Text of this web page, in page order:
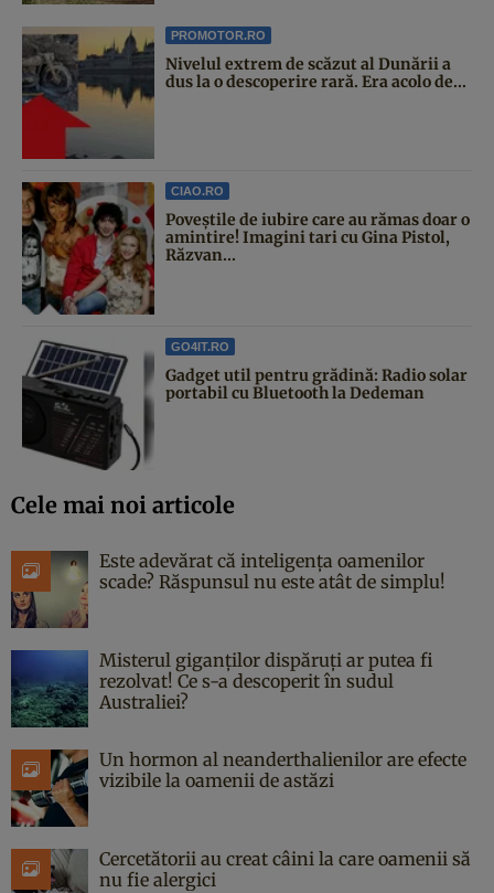
PROMOTOR.RO
Nivelul extrem de scăzut al Dunării a
dus la o descoperire rară. Era acolo de...
CIAO.RO
Poveştile de iubire care au rămas doar o
amintire! Imagini tari cu Gina Pistol,
Răzvan...
GO4IT.RO
Gadget util pentru grădină: Radio solar
portabil cu Bluetooth la Dedeman
Cele mai noi articole
Este adevărat că inteligența oamenilor
scade? Răspunsul nu este atât de simplu!
Misterul giganților dispăruți ar putea fi
rezolvat! Ce s-a descoperit în sudul
Australiei?
Un hormon al neanderthalienilor are efecte
vizibile la oamenii de astăzi
Cercetătorii au creat câini la care oamenii să
nu fie alergici